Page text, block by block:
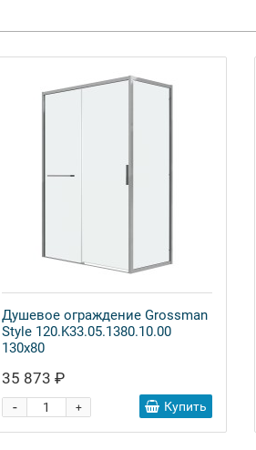
Душевое ограждение Grossman
Style 120.K33.05.1380.10.00
130x80
35 873 ₽
+
- Купить